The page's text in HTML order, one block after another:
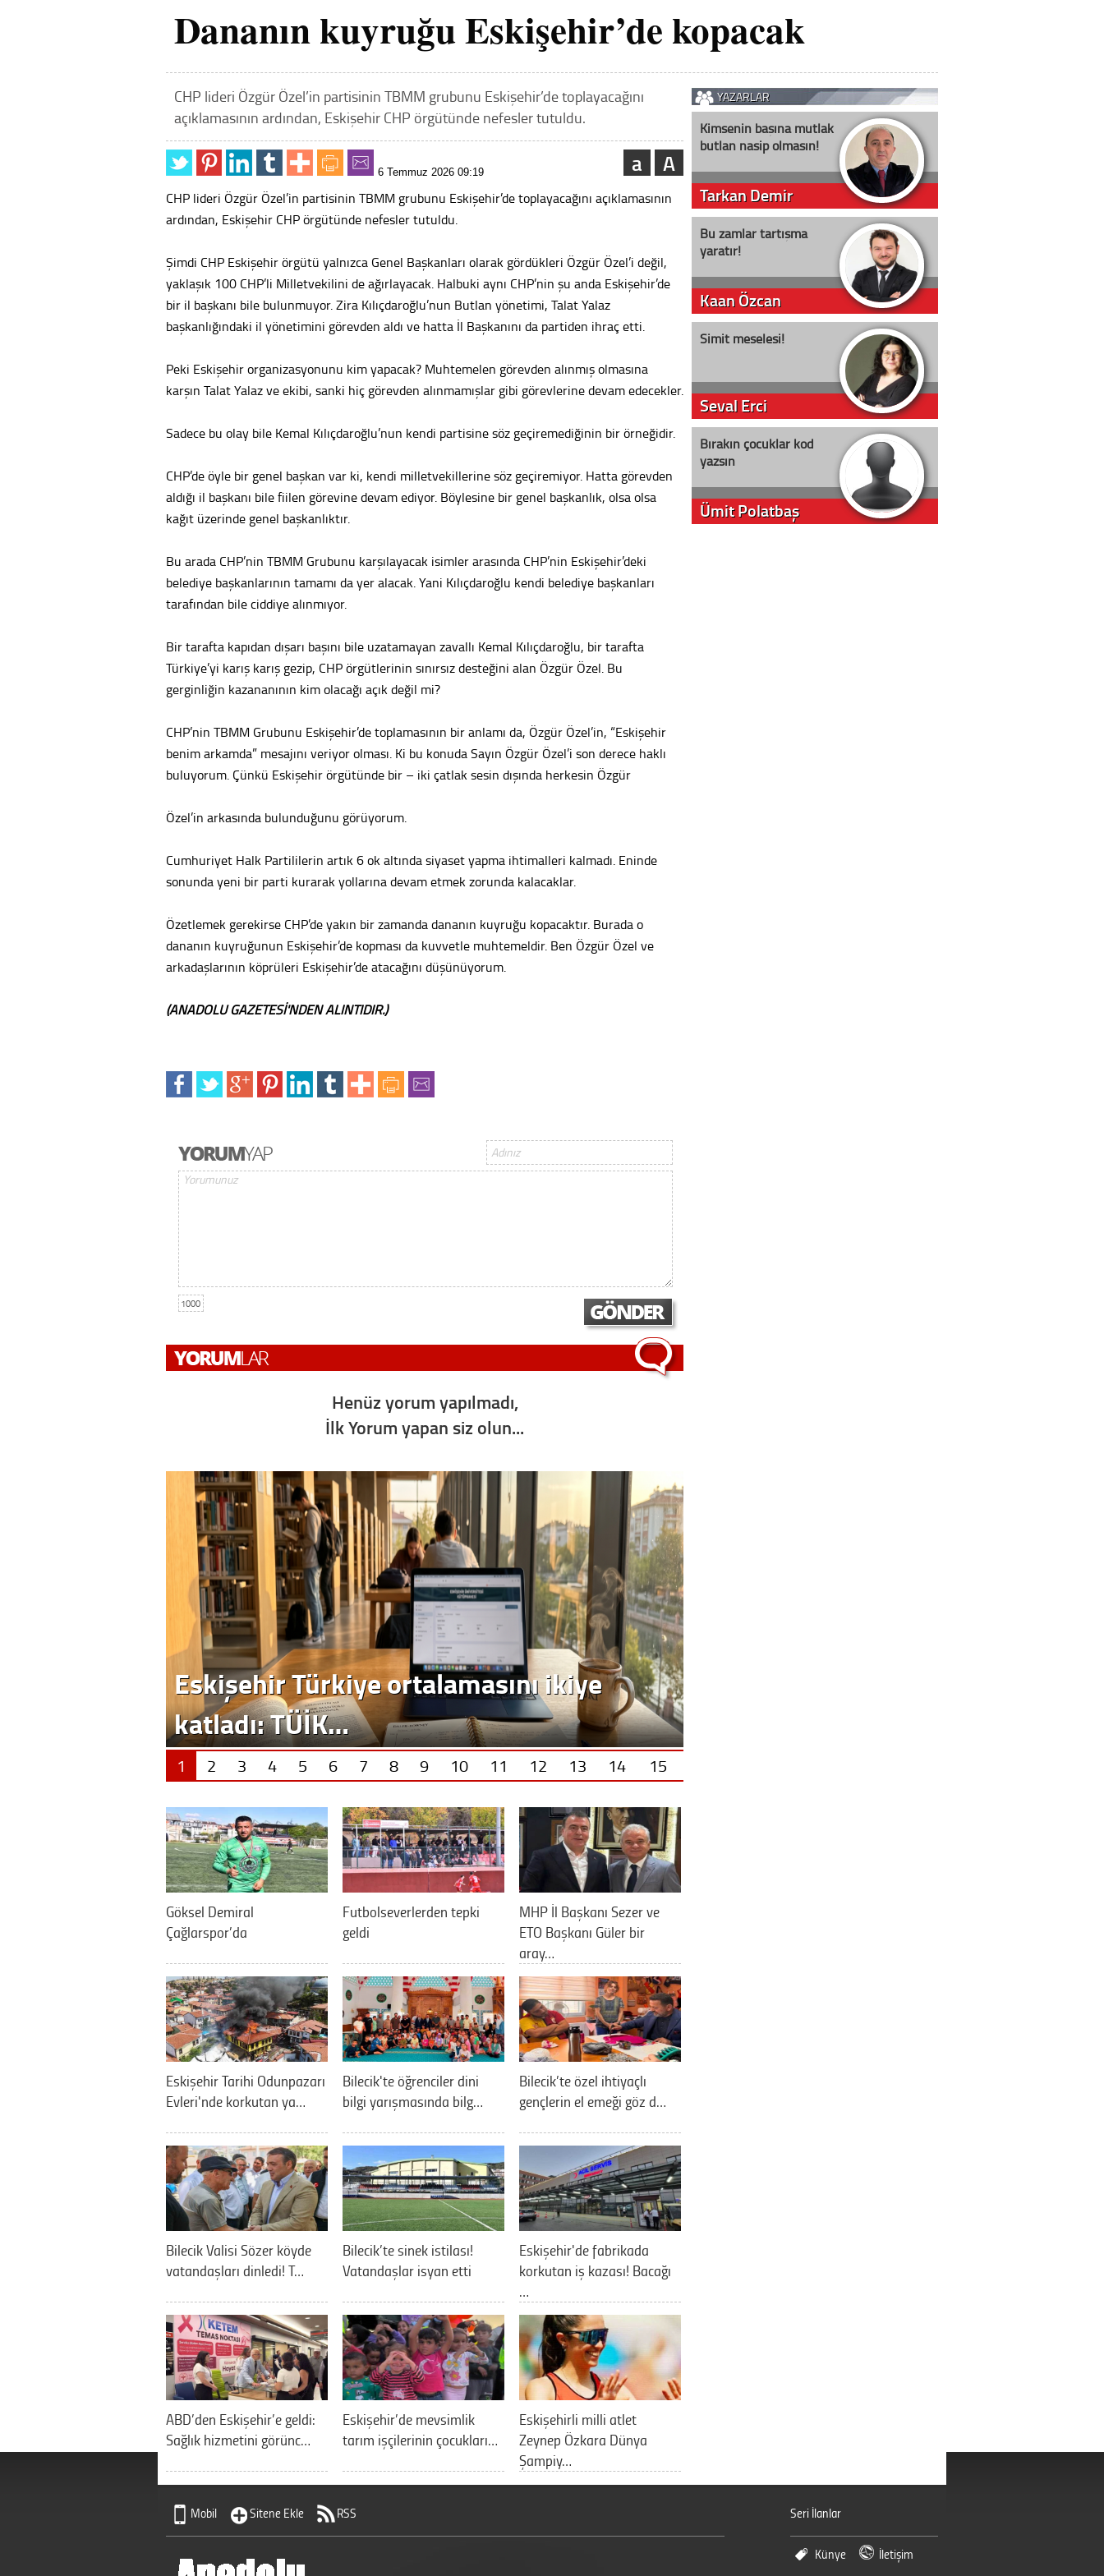
Dananın kuyruğu Eskişehir’de kopacak
CHP lideri Özgür Özel’in partisinin TBMM grubunu Eskişehir’de toplayacağını
açıklamasının ardından, Eskişehir CHP örgütünde nefesler tutuldu.
6 Temmuz 2026 09:19 A
a
CHP lideri Özgür Özel’in partisinin TBMM grubunu Eskişehir’de toplayacağını açıklamasının
ardından, Eskişehir CHP örgütünde nefesler tutuldu.
Şimdi CHP Eskişehir örgütü yalnızca Genel Başkanları olarak gördükleri Özgür Özel’i değil,
yaklaşık 100 CHP’li Milletvekilini de ağırlayacak. Halbuki aynı CHP’nin şu anda Eskişehir’de
bir il başkanı bile bulunmuyor. Zira Kılıçdaroğlu’nun Butlan yönetimi, Talat Yalaz
başkanlığındaki il yönetimini görevden aldı ve hatta İl Başkanını da partiden ihraç etti.
Peki Eskişehir organizasyonunu kim yapacak? Muhtemelen görevden alınmış olmasına
karşın Talat Yalaz ve ekibi, sanki hiç görevden alınmamışlar gibi görevlerine devam edecekler.
Sadece bu olay bile Kemal Kılıçdaroğlu’nun kendi partisine söz geçiremediğinin bir örneğidir.
CHP’de öyle bir genel başkan var ki, kendi milletvekillerine söz geçiremiyor. Hatta görevden
aldığı il başkanı bile fiilen görevine devam ediyor. Böylesine bir genel başkanlık, olsa olsa
kağıt üzerinde genel başkanlıktır.
Bu arada CHP’nin TBMM Grubunu karşılayacak isimler arasında CHP’nin Eskişehir’deki
belediye başkanlarının tamamı da yer alacak. Yani Kılıçdaroğlu kendi belediye başkanları
tarafından bile ciddiye alınmıyor.
Bir tarafta kapıdan dışarı başını bile uzatamayan zavallı Kemal Kılıçdaroğlu, bir tarafta
Türkiye’yi karış karış gezip, CHP örgütlerinin sınırsız desteğini alan Özgür Özel. Bu
gerginliğin kazananının kim olacağı açık değil mi?
CHP’nin TBMM Grubunu Eskişehir’de toplamasının bir anlamı da, Özgür Özel’in, “Eskişehir
benim arkamda” mesajını veriyor olması. Ki bu konuda Sayın Özgür Özel’i son derece haklı
buluyorum. Çünkü Eskişehir örgütünde bir – iki çatlak sesin dışında herkesin Özgür
Özel’in arkasında bulunduğunu görüyorum.
Cumhuriyet Halk Partililerin artık 6 ok altında siyaset yapma ihtimalleri kalmadı. Eninde
sonunda yeni bir parti kurarak yollarına devam etmek zorunda kalacaklar.
Özetlemek gerekirse CHP’de yakın bir zamanda dananın kuyruğu kopacaktır. Burada o
dananın kuyruğunun Eskişehir’de kopması da kuvvetle muhtemeldir. Ben Özgür Özel ve
arkadaşlarının köprüleri Eskişehir’de atacağını düşünüyorum.
(ANADOLU GAZETESİ'NDEN ALINTIDIR.)
1000
Henüz yorum yapılmadı,
İlk Yorum yapan siz olun...
Eskişehir Türkiye ortalamasını ikiye
katladı: TÜİK…
1 2 3 4 5 6 7 8 9 10 11 12 13 14 15
Göksel Demiral
Çağlarspor’da
Futbolseverlerden tepki
geldi
MHP İl Başkanı Sezer ve
ETO Başkanı Güler bir
aray…
Eskişehir Tarihi Odunpazarı
Evleri'nde korkutan ya…
Bilecik'te öğrenciler dini
bilgi yarışmasında bilg…
Bilecik’te özel ihtiyaçlı
gençlerin el emeği göz d…
Bilecik Valisi Sözer köyde
vatandaşları dinledi! T…
Bilecik’te sinek istilası!
Vatandaşlar isyan etti
Eskişehir'de fabrikada
korkutan iş kazası! Bacağı
…
ABD’den Eskişehir’e geldi:
Sağlık hizmetini görünc…
Eskişehir’de mevsimlik
tarım işçilerinin çocukları…
Eskişehirli milli atlet
Zeynep Özkara Dünya
Şampiy…
YAZARLAR
Kimsenin başına mutlak
butlan nasip olmasın!
Tarkan Demir
Bu zamlar tartışma
yaratır!
Kaan Özcan
Simit meselesi!
Seval Erci
Bırakın çocuklar kod
yazsın
Ümit Polatbaş
Mobil Sitene Ekle RSS Seri İlanlar
Künye İletişim